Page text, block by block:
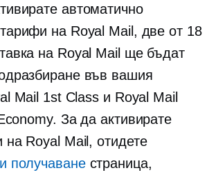
автоматично
на Royal Mail, две от 18
на Royal Mail ще бъдат
във вашия
Mail 1st Class и Royal Mail
За да активирате
на Royal Mail, отидете
получаванестраница,